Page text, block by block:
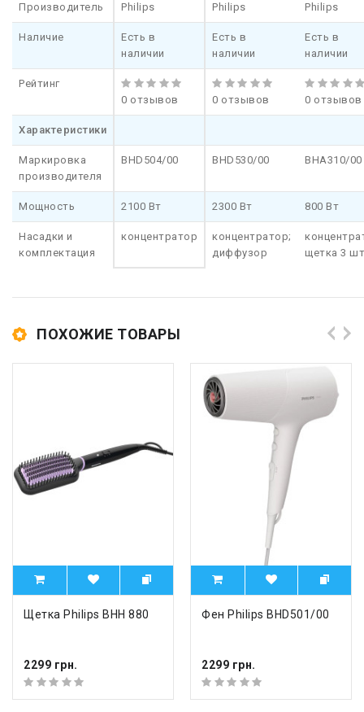
Производитель Philips Philips Philips
Наличие
Есть в
наличии
Есть в
наличии
Есть в
наличии
Рейтинг
0 отзывов
0 отзывов 0 отзывов
Характеристики
Маркировка
производителя
BHD504/00 BHD530/00 BHA310/00
Мощность 2100 Вт 2300 Вт 800 Вт
Насадки и
комплектация
концентратор
концентратор;
диффузор
щетка 3 шт
ПОХОЖИЕ ТОВАРЫ
Щетка Philips BHH 880
2299 грн.
Фен Philips BHD501/00
2299 грн.